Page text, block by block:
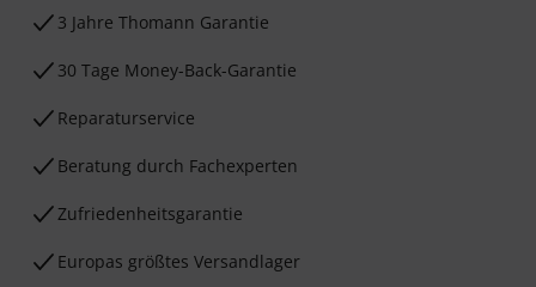
3 Jahre Thomann Garantie
30 Tage Money-Back-Garantie
Reparaturservice
Beratung durch Fachexperten
Zufriedenheitsgarantie
Europas größtes Versandlager